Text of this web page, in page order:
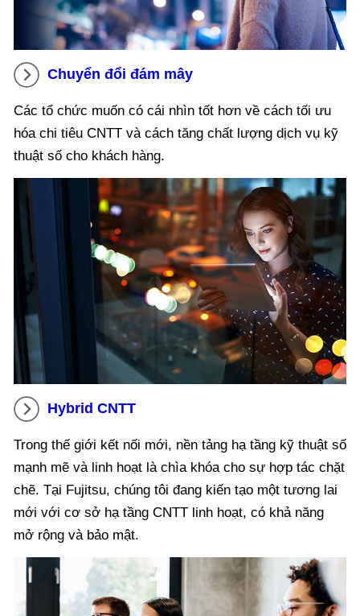
Chuyển đổi đám mây
Các tổ chức muốn có cái nhìn tốt hơn về cách tối ưu
hóa chi tiêu CNTT và cách tăng chất lượng dịch vụ kỹ
thuật số cho khách hàng.
Hybrid CNTT
Trong thế giới kết nối mới, nền tảng hạ tầng kỹ thuật số
mạnh mẽ và linh hoạt là chìa khóa cho sự hợp tác chặt
chẽ. Tại Fujitsu, chúng tôi đang kiến tạo một tương lai
mới với cơ sở hạ tầng CNTT linh hoạt, có khả năng
mở rộng và bảo mật.